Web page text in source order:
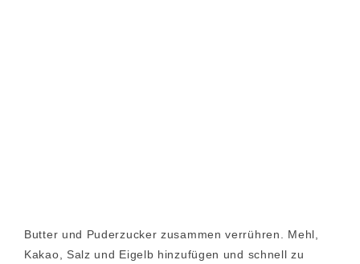
Butter und Puderzucker zusammen verrühren. Mehl,
Kakao, Salz und Eigelb hinzufügen und schnell zu